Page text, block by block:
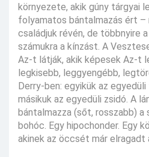
környezete, akik gúny tárgyai
folyamatos bántalmazás ért –
családjuk révén, de többnyire
számukra a kínzást. A
Az-t látják, akik képesek Az-t
legkisebb, leggyengébb,
Derry-ben: egyikük az
másikuk az egyedüli zsidó. A
bántalmazza (sőt, rosszabb) a
bohóc. Egy hipochonder. Egy
akinek az öccsét már elragadt